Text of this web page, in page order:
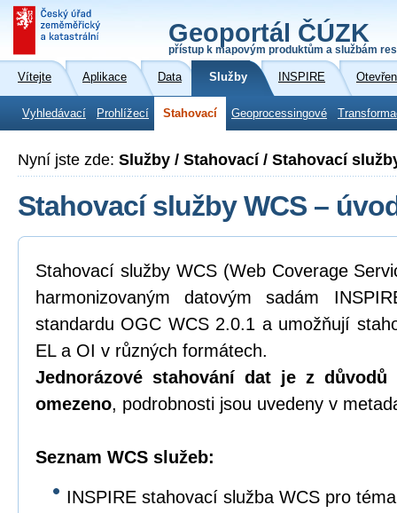
Geoportál ČÚZK
přístup k mapovým produktům a službám
Vítejte Aplikace Data Služby INSPIRE
Vyhledávací Prohlížecí Stahovací Geoprocessingové
Nyní jste zde: Služby / Stahovací / Stahovací
Stahovací služby WCS –
Stahovací služby WCS (Web Coverage
harmonizovaným datovým sadám
standardu OGC WCS 2.0.1 a umožňují
EL a OI v různých formátech.
Jednorázové stahování dat je z
omezeno, podrobnosti jsou uvedeny v
Seznam WCS služeb:
INSPIRE stahovací služba WCS pro